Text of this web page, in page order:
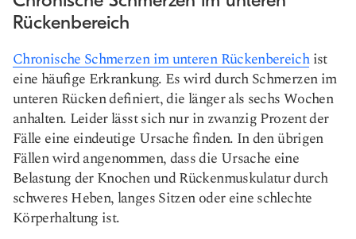
Rückenbereich
Chronische Schmerzen im unteren Rückenbereichist
eine häufige Erkrankung. Es wird durch Schmerzen im
unteren Rücken definiert, die länger als sechs Wochen
anhalten. Leider lässt sich nur in zwanzig Prozent der
Fälle eine eindeutige Ursache finden. In den übrigen
Fällen wird angenommen, dass die Ursache eine
Belastung der Knochen und Rückenmuskulatur durch
schweres Heben, langes Sitzen oder eine schlechte
Körperhaltung ist.